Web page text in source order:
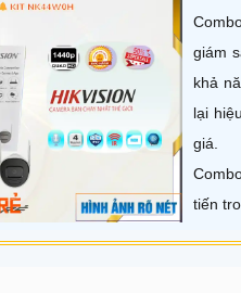
giám
khả
lại
giá.
tiến